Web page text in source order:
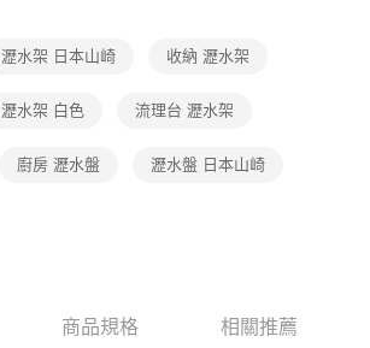
瀝水架 日本山崎 收納 瀝水架
瀝水架 白色 流理台 瀝水架
廚房 瀝水盤 瀝水盤 日本山崎
商品規格 相關推薦